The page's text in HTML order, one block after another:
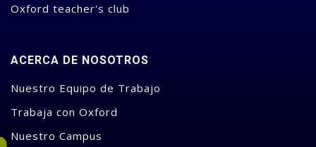
Oxford teacher's club
ACERCA DE NOSOTROS
Nuestro Equipo de Trabajo
Trabaja con Oxford
Nuestro Campus